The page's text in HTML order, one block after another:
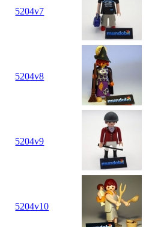
5204v7
5204v8
5204v9
5204v10